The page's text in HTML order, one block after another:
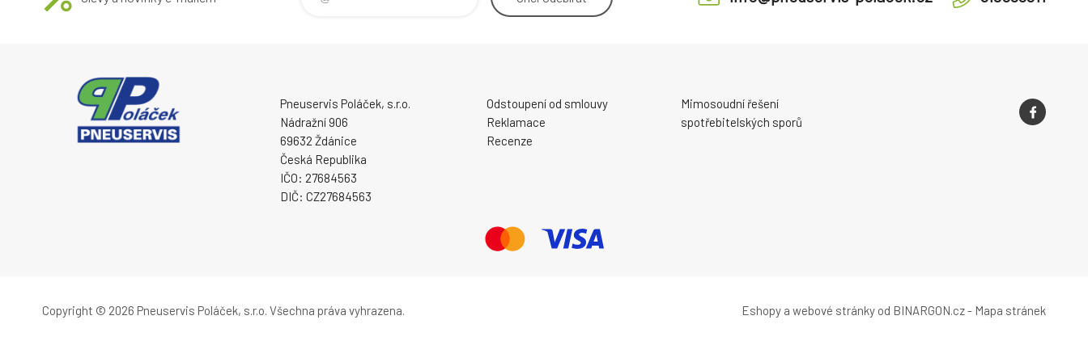
Pneuservis Poláček, s.r.o.
Nádražní 906
69632 Ždánice
Česká Republika
IČO: 27684563
DIČ: CZ27684563
Odstoupení od smlouvy
Reklamace
Recenze
Mimosoudní řešení
spotřebitelských sporů
Copyright © 2026 Pneuservis Poláček, s.r.o. Všechna práva vyhrazena. Eshopy a webové stránky od BINARGON.cz- Mapa stránek